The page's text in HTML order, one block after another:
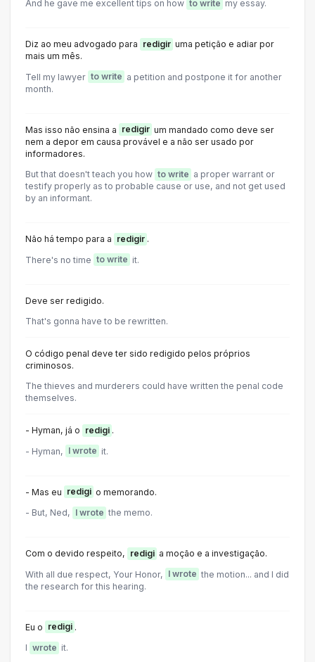
And he gave me excellent tips on how to write my essay.
Diz ao meu advogado para redigir uma petição e adiar por
mais um mês.
Tell my lawyer to write a petition and postpone it for another
month.
Mas isso não ensina a redigir um mandado como deve ser
nem a depor em causa provável e a não ser usado por
informadores.
But that doesn't teach you how to write a proper warrant or
testify properly as to probable cause or use, and not get used
by an informant.
Não há tempo para a redigir .
There's no time to write it.
Deve ser redigido.
That's gonna have to be rewritten.
O código penal deve ter sido redigido pelos próprios
criminosos.
The thieves and murderers could have written the penal code
themselves.
- Hyman, já o redigi .
- Hyman, I wrote it.
- Mas eu redigi o memorando.
- But, Ned, I wrote the memo.
Com o devido respeito, redigi a moção e a investigação.
With all due respect, Your Honor, I wrote the motion... and I did
the research for this hearing.
Eu o redigi .
l wrote it.